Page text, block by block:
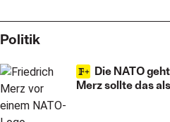
Politik
Die NATO
Merz sollte das